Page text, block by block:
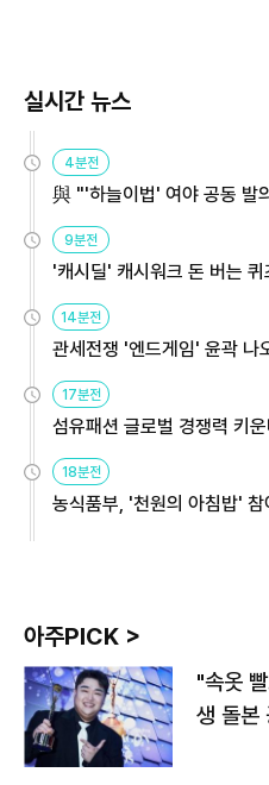
실시간 뉴스
4분전
與 "'하늘이법' 여야 공동 발
9분전
'캐시딜' 캐시워크 돈 버는
14분전
관세전쟁 '엔드게임' 윤곽 나
용해야
17분전
섬유패션 글로벌 경쟁력 키
원
18분전
농식품부, '천원의 아침밥'
아주PICK >
"속옷
생 돌본